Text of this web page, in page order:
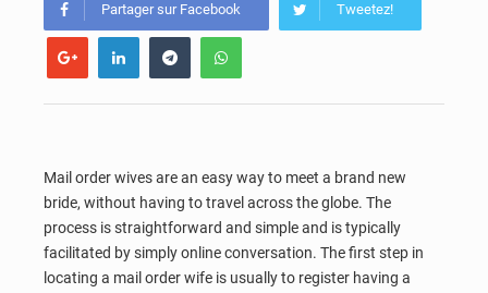
Partager sur Facebook Tweetez!
Mail order wives are an easy way to meet a brand new
bride, without having to travel across the globe. The
process is straightforward and simple and is typically
facilitated by simply online conversation. The first step in
locating a mail order wife is usually to register having a